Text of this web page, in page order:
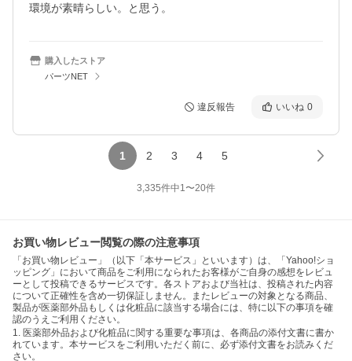
環境が素晴らしい。と思う。
購入したストア
パーツNET
違反報告 いいね 0
1 2 3 4 5
3,335件中1〜20件
お買い物レビュー閲覧の際の注意事項
「お買い物レビュー」（以下「本サービス」といいます）は、「Yahoo!ショ
ッピング」において商品をご利用になられたお客様がご自身の感想をレビュ
ーとして投稿できるサービスです。各ストアおよび当社は、投稿された内容
について正確性を含め一切保証しません。またレビューの対象となる商品、
製品が医薬部外品もしくは化粧品に該当する場合には、特に以下の事項を確
認のうえご利用ください。
1. 医薬部外品および化粧品に関する重要な事項は、各商品の添付文書に書か
れています。本サービスをご利用いただく前に、必ず添付文書をお読みくだ
さい。